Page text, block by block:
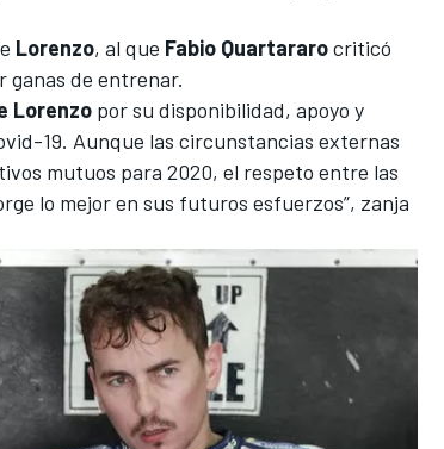
Lorenzo, al que Fabio Quartararocriticó
ganas de entrenar.
Lorenzo por su disponibilidad, apoyo y
19. Aunque las circunstancias externas
mutuos para 2020, el respeto entre las
lo mejor en sus futuros esfuerzos”, zanja